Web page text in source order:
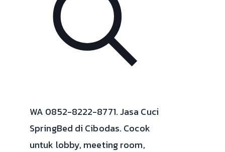
WA 0852-8222-8771. Jasa Cuci
SpringBed di Cibodas. Cocok
untuk lobby, meeting room,